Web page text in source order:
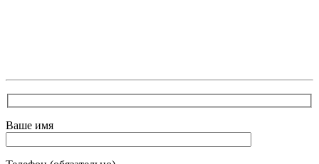
Ваше имя